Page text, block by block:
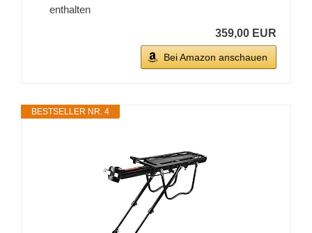
enthalten
359,00 EUR
Bei Amazon anschauen
BESTSELLER NR. 4